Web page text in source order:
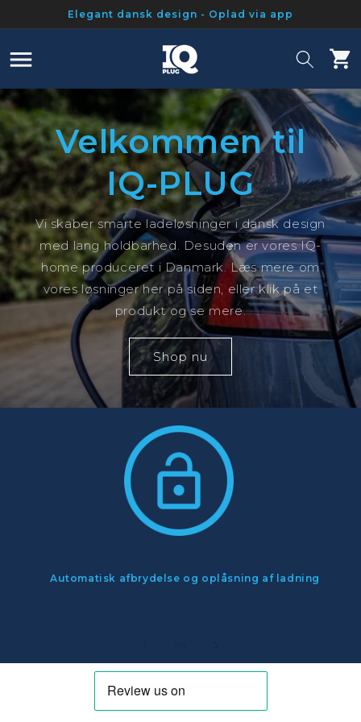
Elegant dansk design - Oplad via app
Velkommen til
IQ-PLUG
Vi skaber smarte ladeløsninger i dansk design
med lang holdbarhed. Desuden er vores IQ-
home produceret i Danmark. Læs mere om
vores løsninger her på siden, eller klik på et
produkt og se mere.
Shop nu
Automatisk afbrydelse og oplåsning af ladning
1 af4